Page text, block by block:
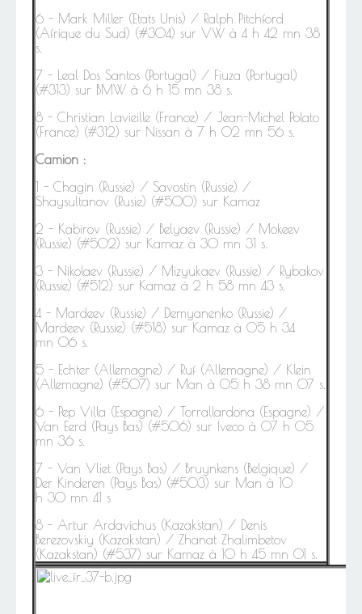
6 - Mark Miller (Etats Unis) / Ralph Pitchford
(Afrique du Sud) (#304) sur VW à 4 h 42 mn 38
s.
7 - Leal Dos Santos (Portugal) / Fiuza (Portugal)
(#313) sur BMW à 6 h 15 mn 38 s.
8 - Christian Lavieille (France) / Jean-Michel Polato
(France) (#312) sur Nissan à 7 h 02 mn 56 s.
Camion :
1 - Chagin (Russie) / Savostin (Russie) /
Shaysultanov (Rusie) (#500) sur Kamaz
2 - Kabirov (Russie) / Belyaev (Russie) / Mokeev
(Russie) (#502) sur Kamaz à 30 mn 31 s.
3 - Nikolaev (Russie) / Mizyukaev (Russie) / Rybakov
(Russie) (#512) sur Kamaz à 2 h 58 mn 43 s.
4 - Mardeev (Russie) / Demyanenko (Russie) /
Mardeev (Russie) (#518) sur Kamaz à 05 h 34
mn 06 s.
5 - Echter (Allemagne) / Ruf (Allemagne) / Klein
(Allemagne) (#507) sur Man à 05 h 38 mn 07 s.
6 - Pep Villa (Espagne) / Torrallardona (Espagne) /
Van Eerd (Pays Bas) (#506) sur Iveco à 07 h 05
mn 36 s.
7 - Van Vliet (Pays Bas) / Bruynkens (Belgique) /
Der Kinderen (Pays Bas) (#503) sur Man à 10
h 30 mn 41 s
8 - Artur Ardavichus (Kazakstan) / Denis
Berezovskiy (Kazakstan) / Zhanat Zhalimbetov
(Kazakstan) (#537) sur Kamaz à 10 h 45 mn 01 s.